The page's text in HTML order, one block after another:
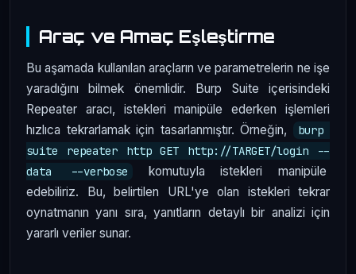
Araç ve Amaç Eşleştirme
Bu aşamada kullanılan araçların ve parametrelerin ne işe
yaradığını bilmek önemlidir. Burp Suite içerisindeki
Repeater aracı, istekleri manipüle ederken işlemleri
hızlıca tekrarlamak için tasarlanmıştır. Örneğin,
burp
suite repeater http GET http://TARGET/login --
data --verbose
komutuyla istekleri manipüle
edebiliriz. Bu, belirtilen URL'ye olan istekleri tekrar
oynatmanın yanı sıra, yanıtların detaylı bir analizi için
yararlı veriler sunar.